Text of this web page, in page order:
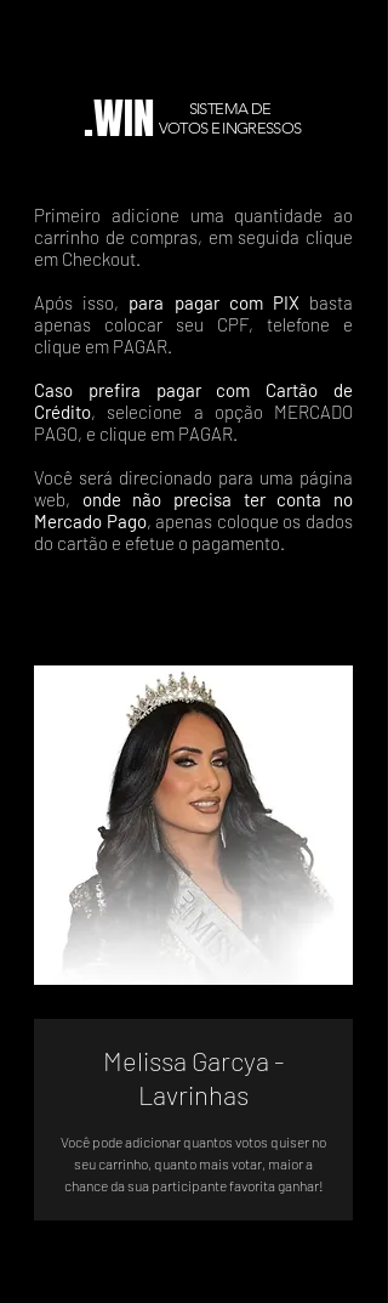
.WIN
SISTEMA DE
VOTOS E INGRESSOS
Primeiro adicione uma quantidade ao
carrinho de compras, em seguida clique
em Checkout.
Após isso, para pagar com PIX basta
apenas colocar seu CPF, telefone e
clique em PAGAR.
Caso prefira pagar com Cartão de
Crédito, selecione a opção MERCADO
PAGO, e clique em PAGAR.
Você será direcionado para uma página
web, onde não precisa ter conta no
Mercado Pago, apenas coloque os dados
do cartão e efetue o pagamento.
Melissa Garcya -
Lavrinhas
Você pode adicionar quantos votos quiser no
seu carrinho, quanto mais votar, maior a
chance da sua participante favorita ganhar!